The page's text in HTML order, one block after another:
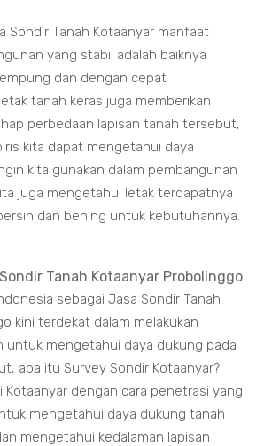
Sondir Tanah Kotaanyar manfaat
yang stabil adalah baiknya
dan dengan cepat
tanah keras juga memberikan
perbedaan lapisan tanah tersebut,
kita dapat mengetahui daya
kita gunakan dalam pembangunan
juga mengetahui letak terdapatnya
dan bening untuk kebutuhannya.
sebagai Jasa Sondir Tanah
kini terdekat dalam melakukan
untuk mengetahui daya dukung pada
apa itu Survey Sondir Kotaanyar?
Kotaanyar dengan cara penetrasi yang
mengetahui daya dukung tanah
mengetahui kedalaman lapisan